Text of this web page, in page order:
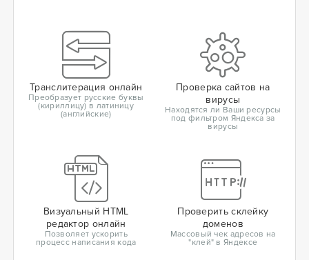
Транслитерация онлайн
Преобразует русские буквы
(кириллицу) в латиницу
(английские)
Проверка сайтов на
вирусы
Находятся ли Ваши ресурсы
под фильтром Яндекса за
вирусы
Визуальный HTML
редактор онлайн
Позволяет ускорить
процесс написания кода
Проверить склейку
доменов
Массовый чек адресов на
"клей" в Яндексе